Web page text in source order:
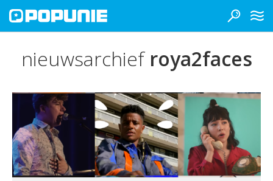
nieuwsarchief roya2faces